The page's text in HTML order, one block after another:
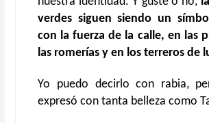
verdes siguen siendo un
con la fuerza de la calle, en las
las romerías y en los terreros de
Yo puedo decirlo con rabia,
expresó con tanta belleza como